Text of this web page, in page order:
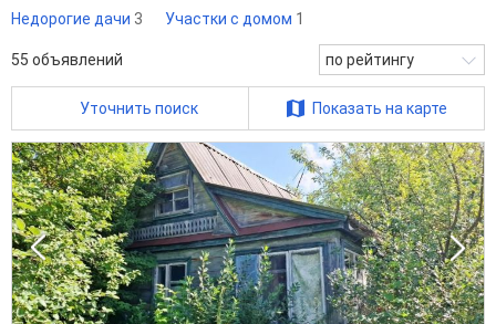
Недорогие дачи 3 Участки с домом 1
55 объявлений по рейтингу
Уточнить поиск Показать на карте